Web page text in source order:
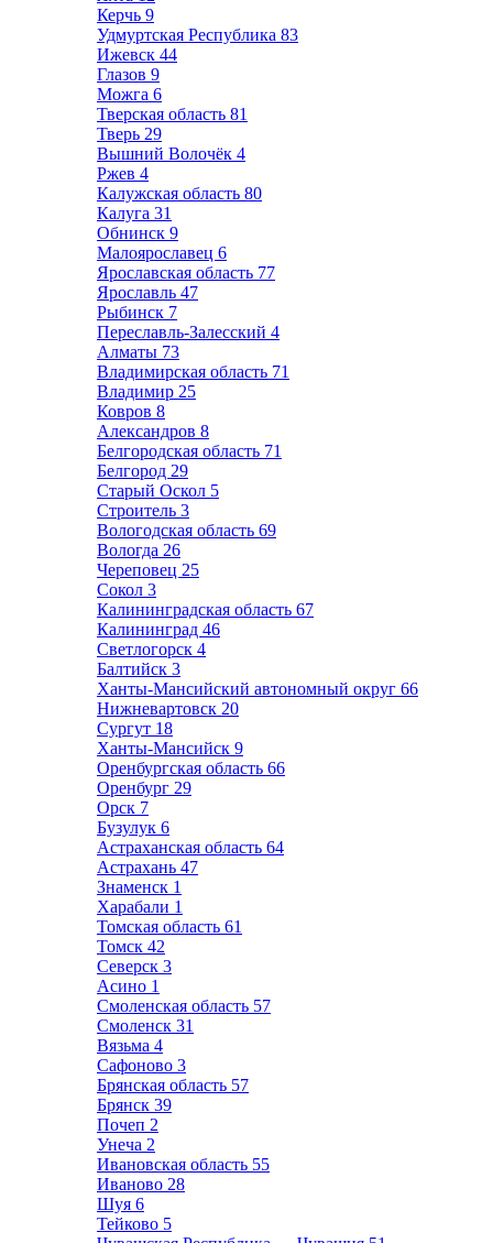
Керчь 9
Удмуртская Республика 83
Ижевск 44
Глазов 9
Можга 6
Тверская область 81
Тверь 29
Вышний Волочёк 4
Ржев 4
Калужская область 80
Калуга 31
Обнинск 9
Малоярославец 6
Ярославская область 77
Ярославль 47
Рыбинск 7
Переславль-Залесский 4
Алматы 73
Владимирская область 71
Владимир 25
Ковров 8
Александров 8
Белгородская область 71
Белгород 29
Старый Оскол 5
Строитель 3
Вологодская область 69
Вологда 26
Череповец 25
Сокол 3
Калининградская область 67
Калининград 46
Светлогорск 4
Балтийск 3
Ханты-Мансийский автономный округ 66
Нижневартовск 20
Сургут 18
Ханты-Мансийск 9
Оренбургская область 66
Оренбург 29
Орск 7
Бузулук 6
Астраханская область 64
Астрахань 47
Знаменск 1
Харабали 1
Томская область 61
Томск 42
Северск 3
Асино 1
Смоленская область 57
Смоленск 31
Вязьма 4
Сафоново 3
Брянская область 57
Брянск 39
Почеп 2
Унеча 2
Ивановская область 55
Иваново 28
Шуя 6
Тейково 5